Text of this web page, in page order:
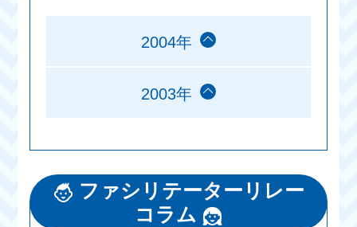
2004年
2003年
ファシリテーターリレー
コラム